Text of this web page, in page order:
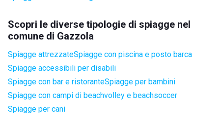
Scopri le diverse tipologie di spiagge nel
comune di Gazzola
Spiagge attrezzateSpiagge con piscina e posto barca
Spiagge accessibili per disabili
Spiagge con bar e ristoranteSpiagge per bambini
Spiagge con campi di beachvolley e beachsoccer
Spiagge per cani